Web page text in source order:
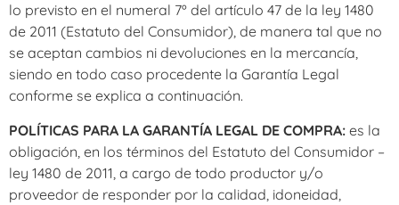
lo previsto en el numeral 7º del artículo 47 de la ley 1480
de 2011 (Estatuto del Consumidor), de manera tal que no
se aceptan cambios ni devoluciones en la mercancía,
siendo en todo caso procedente la Garantía Legal
conforme se explica a continuación.
POLÍTICAS PARA LA GARANTÍA LEGAL DE COMPRA: es la
obligación, en los términos del Estatuto del Consumidor –
ley 1480 de 2011, a cargo de todo productor y/o
proveedor de responder por la calidad, idoneidad,